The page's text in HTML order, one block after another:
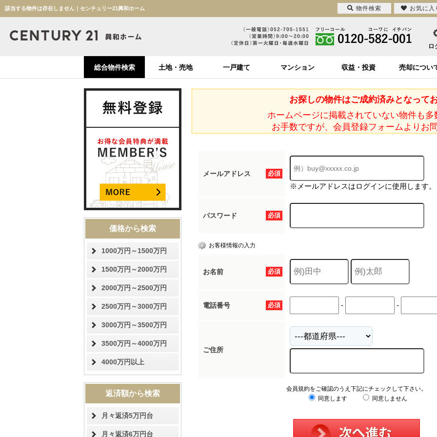
該当する物件は存在しません｜センチュリー21興和ホーム
総合物件検索 土地・売地 一戸建て マンション 収益・投資 売却につい
お探しの物件はご成約済みとなってお
ホームページに掲載されていない物件も多
お手数ですが、会員登録フォームよりお
必須
メールアドレス
※メールアドレスはログインに使用します。
必須
パスワード
お客様情報の入力
必須
お名前
必須
電話番号 - -
ご住所
会員規約をご確認のうえ下記にチェックして下さい。
同意します
同意しません
価格から検索
1000万円～1500万円
1500万円～2000万円
2000万円～2500万円
2500万円～3000万円
3000万円～3500万円
3500万円～4000万円
4000万円以上
返済額から検索
月々返済5万円台
月々返済6万円台
物件検索 お気に入